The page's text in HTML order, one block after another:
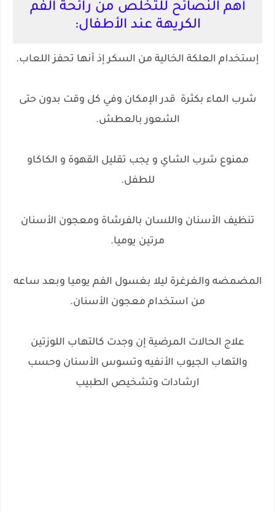
أهم النصائح للتخلص من رائحة الفم
الكريهة عند الأطفال:
إستخدام العلكة الخالية من السكر إذ أنها تحفز اللعاب.
شرب الماء بكثرة قدر الإمكان وفي كل وقت بدون حتى
الشعور بالعطش.
ممنوع شرب الشاي و يجب تقليل القهوة و الكاكاو
للطفل.
تنظيف الأسنان واللسان بالفرشاة ومعجون الأسنان
مرتين يوميا.
المضمضه والغرغرة ليلا بغسول الفم يوميا وبعد ساعه
من استخدام معجون الأسنان.
علاج الحالات المرضية إن وجدت كالتهاب اللوزتين
والتهاب الجيوب الأنفيه وتسوس الأسنان وحسب
ارشادات وتشخيص الطبيب